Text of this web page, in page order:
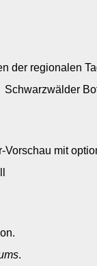
der regionalen
mit
.